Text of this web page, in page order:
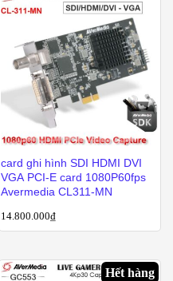
card ghi hình SDI HDMI DVI
VGA PCI-E card 1080P60fps
Avermedia CL311-MN
14.800.000₫
Hết hàng